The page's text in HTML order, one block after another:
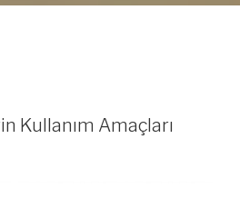
Kullanım Amaçları